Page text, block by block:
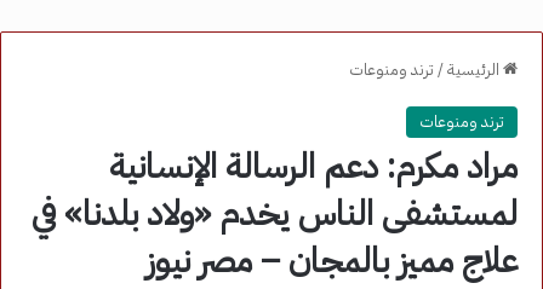
الرئيسية/ ترند ومنوعات
ترند ومنوعات
مراد مكرم: دعم الرسالة الإنسانية
لمستشفى الناس يخدم «ولاد بلدنا» في
علاج مميز بالمجان – مصر نيوز